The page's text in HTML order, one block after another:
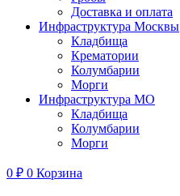
Доставка и оплата
Инфраструктура Москвы
Кладбища
Крематории
Колумбарии
Морги
Инфраструктура МО
Кладбища
Колумбарии
Морги
0 ₽ 0 Корзина